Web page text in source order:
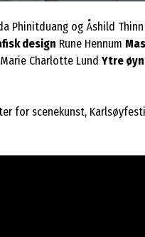
Phinitduang og Åshild Thinn
design Rune Hennum
Charlotte Lund Ytre
for scenekunst,